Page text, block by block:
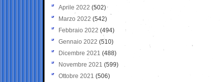
Aprile 2022 (502)
Marzo 2022 (542)
Febbraio 2022 (494)
Gennaio 2022 (510)
Dicembre 2021 (488)
Novembre 2021 (599)
Ottobre 2021 (506)